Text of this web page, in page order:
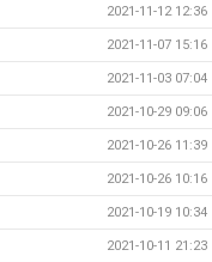
2021-11-12 12:36
2021-11-07 15:16
2021-11-03 07:04
2021-10-29 09:06
2021-10-26 11:39
2021-10-26 10:16
2021-10-19 10:34
2021-10-11 21:23